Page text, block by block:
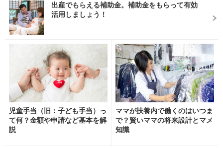
出産でもらえる補助金。補助金をもらって有効
活用しましょう！
児童手当（旧：子ども手当）っ
て何？金額や申請など基本を解
説
ママが扶養内で働くのはいつま
で？賢いママの将来設計とマメ
知識